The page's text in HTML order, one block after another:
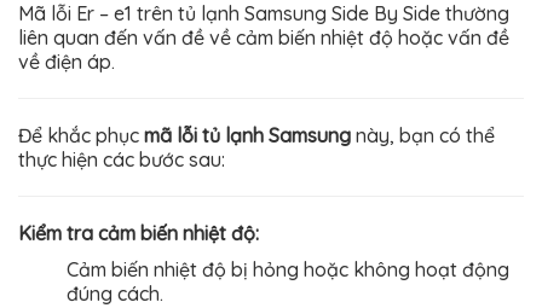
Mã lỗi Er – e1 trên tủ lạnh Samsung Side By Side thường
liên quan đến vấn đề về cảm biến nhiệt độ hoặc vấn đề
về điện áp.
Để khắc phục mã lỗi tủ lạnh Samsung này, bạn có thể
thực hiện các bước sau:
Kiểm tra cảm biến nhiệt độ:
Cảm biến nhiệt độ bị hỏng hoặc không hoạt động
đúng cách.